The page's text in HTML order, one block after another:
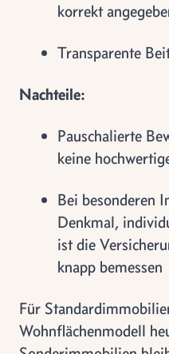
korrekt
Transparente
Nachteile:
Pauschalierte
keine
Bei besonderen
Denkmal,
ist die
knapp bemessen
Für
Wohnflächenmodell